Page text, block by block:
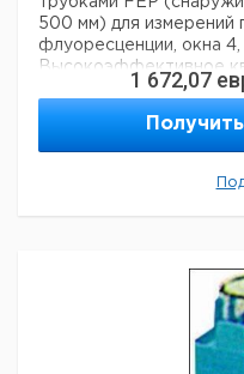
PP, для 2 ПЦР-
стрипов (8 х 0,2
мл), вкл.
крышка, ПС
1
Угловой ротор,
ПП, 12 x 1,5 / 2,0
1
500 мм) для измерений
флуоресценции, окна 4,
Высокоэффективное
2500 нм), объем 110
внешние размеры 35 х
Ш): 11 х 6 мм / 11 х 1 мм;
Данные для перевозки
Глубина упаковки:
1 672,07